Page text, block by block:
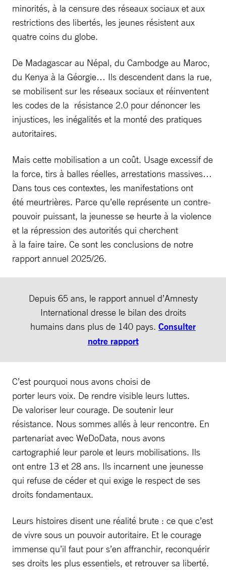
minorités, à la censure des réseaux sociaux et aux
restrictions des libertés, les jeunes résistent aux
quatre coins du globe.
De Madagascar au Népal, du Cambodge au Maroc,
du Kenya à la Géorgie… Ils descendent dans la rue,
se mobilisent sur les réseaux sociaux et réinventent
les codes de la résistance 2.0 pour dénoncer les
injustices, les inégalités et la monté des pratiques
autoritaires.
Mais cette mobilisation a un coût. Usage excessif de
la force, tirs à balles réelles, arrestations massives…
Dans tous ces contextes, les manifestations ont
été meurtrières. Parce qu’elle représente un contre-
pouvoir puissant, la jeunesse se heurte à la violence
et la répression des autorités qui cherchent
à la faire taire. Ce sont les conclusions de notre
rapport annuel 2025/26.
Depuis 65 ans, le rapport annuel d’Amnesty
International dresse le bilan des droits
humains dans plus de 140 pays. Consulter
notre rapport
C’est pourquoi nous avons choisi de
porter leurs voix. De rendre visible leurs luttes.
De valoriser leur courage. De soutenir leur
résistance. Nous sommes allés à leur rencontre. En
partenariat avec WeDoData, nous avons
cartographié leur parole et leurs mobilisations. Ils
ont entre 13 et 28 ans. Ils incarnent une jeunesse
qui refuse de céder et qui exige le respect de ses
droits fondamentaux.
Leurs histoires disent une réalité brute : ce que c’est
de vivre sous un pouvoir autoritaire. Et le courage
immense qu’il faut pour s’en affranchir, reconquérir
ses droits les plus essentiels, et retrouver sa liberté.